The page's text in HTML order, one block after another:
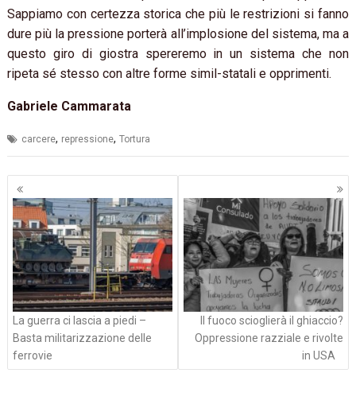
Sappiamo con certezza storica che più le restrizioni si fanno
dure più la pressione porterà all’implosione del sistema, ma a
questo giro di giostra spereremo in un sistema che non
ripeta sé stesso con altre forme simil-statali e opprimenti.
Gabriele Cammarata
carcere, repressione,Tortura
Navigazione
articoli
La guerra ci lascia a piedi –
Basta militarizzazione delle
ferrovie
Il fuoco scioglierà il ghiaccio?
Oppressione razziale e rivolte
in USA